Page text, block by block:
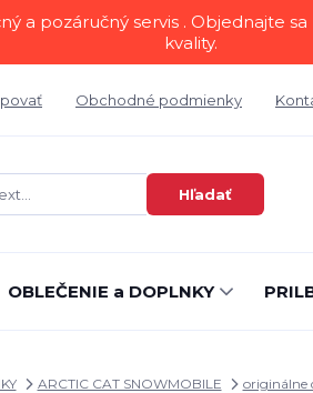
a pozáručný servis . Objednajte
kvality.
Obchodné podmienky
Hľadať
OBLEČENIE a DOPLNKY
ARCTIC CAT SNOWMOBILE originálne